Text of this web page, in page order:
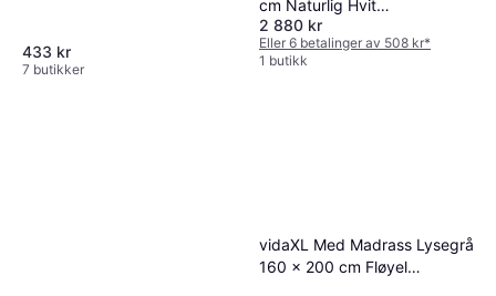
433 kr
7 butikker
cm Naturlig Hvit
Rammemadrass
2 880 kr
Eller 6 betalinger av 508 kr*
1 butikk
vidaXL Med Madrass Lysegrå
160 x 200 cm Fløyel